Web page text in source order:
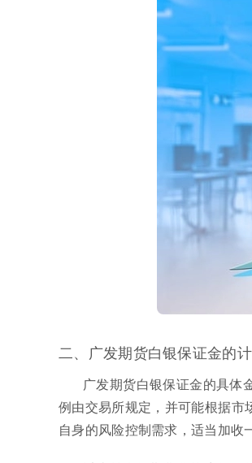
二、广发期货白银保证金的
广发期货白银保证金的具体
例由交易所规定，并可能根据
自身的风险控制需求，适当加收